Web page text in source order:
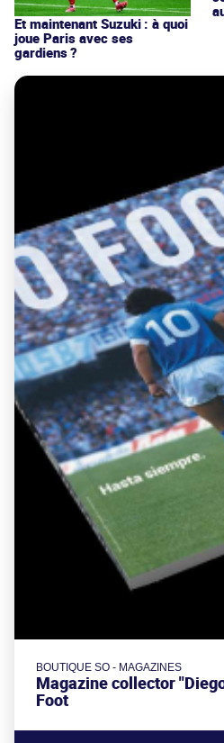
Et maintenant Suzuki : à quoi
joue Paris avec ses
gardiens ?
BOUTIQUE SO - MAGAZINES
Magazine collector
Foot